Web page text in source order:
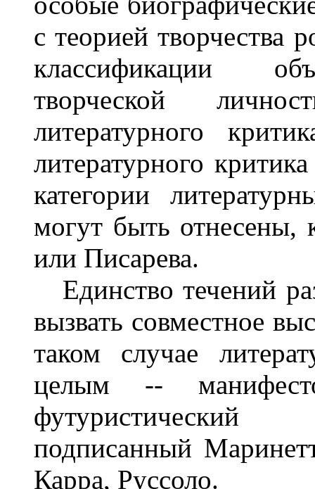
с теорией творчества
классификации
творческой
литературного
литературного
категории
могут быть отнесены,
или Писарева.
Единство течений
вызвать совместное
таком случае
целым --
подписанный
Карра, Руссоло.